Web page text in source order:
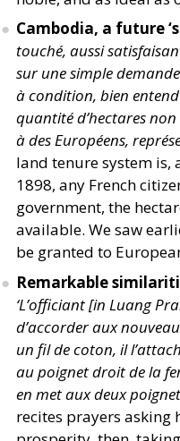
Cambodia, a future‘
touché, aussi
sur une simple
à condition, bien
quantité d’hectares
à des Européens,
land tenure system is,
1898, any French
government, the
available. We saw
be granted to
Remarkable
‘L’officiant [in Luang
d’accorder aux
un fil de coton, il
au poignet droit de la
en met aux deux
recites prayers asking